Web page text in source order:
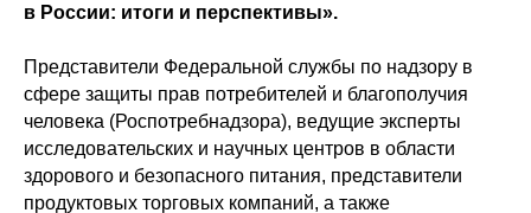
в России: итоги и перспективы».
Представители Федеральной службы по надзору в
сфере защиты прав потребителей и благополучия
человека (Роспотребнадзора), ведущие эксперты
исследовательских и научных центров в области
здорового и безопасного питания, представители
продуктовых торговых компаний, а также